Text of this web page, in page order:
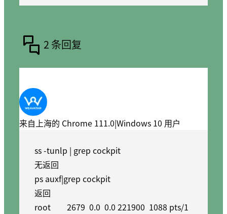
2 条回复
来自上海的 Chrome 111.0|Windows 10 用户
ss -tunlp | grep cockpit
无返回
ps auxf|grep cockpit
返回
root 2679 0.0 0.0 221900 1088 pts/1